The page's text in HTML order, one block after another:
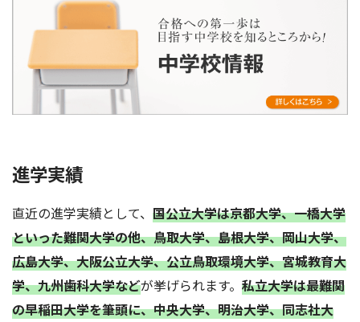
進学実績
直近の進学実績として、 国公立大学は京都大学、一橋大学
といった難関大学の他、鳥取大学、島根大学、岡山大学、
広島大学、大阪公立大学、公立鳥取環境大学、宮城教育大
学、九州歯科大学などが挙げられます。 私立大学は最難関
の早稲田大学を筆頭に、中央大学、明治大学、同志社大